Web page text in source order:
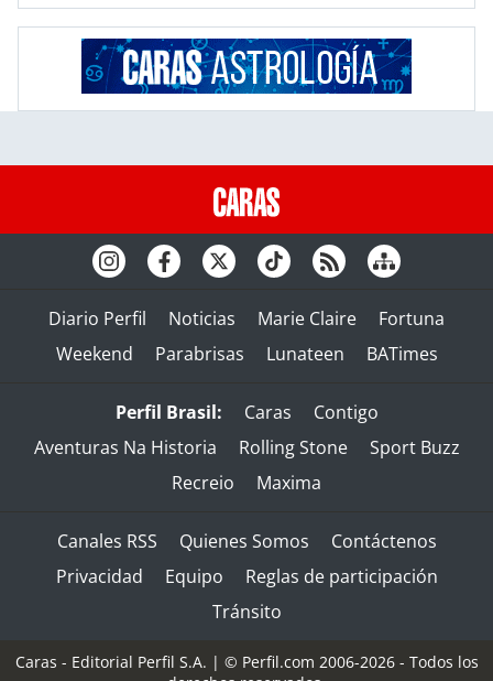
Diario Perfil Noticias Marie Claire
Fortuna
Weekend
Parabrisas Lunateen BATimes
Perfil Brasil: Caras
Contigo
Aventuras Na Historia
Rolling Stone
Sport Buzz
Recreio
Maxima
Canales RSS Quienes Somos
Contáctenos
Privacidad
Equipo
Reglas de participación
Tránsito
Caras - Editorial Perfil S.A. | © Perfil.com 2006-2026 - Todos los